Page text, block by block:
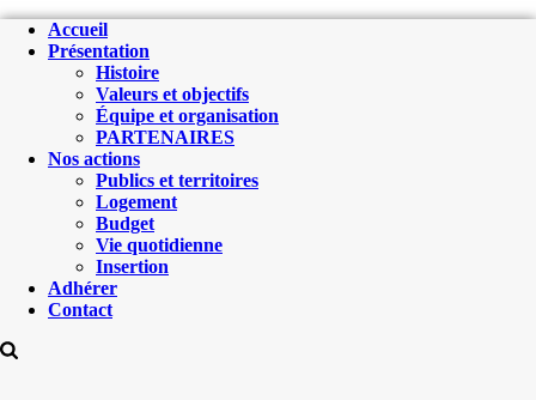
Accueil
Présentation
Histoire
Valeurs et objectifs
Équipe et organisation
PARTENAIRES
Nos actions
Publics et territoires
Logement
Budget
Vie quotidienne
Insertion
Adhérer
Contact